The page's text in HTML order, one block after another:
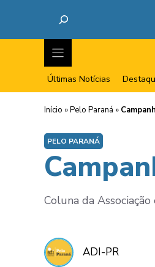
Últimas Notícias
Início »Pelo Paraná »
PELO PARANÁ
Coluna da
ADI-PR